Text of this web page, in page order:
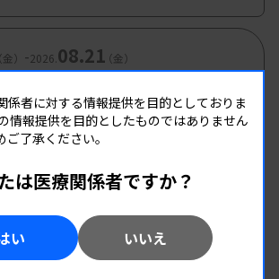
） -2026. 08.21（金）
査技師会
土） 08.22 （土）
検査班研修会
係者に対する情報提供を目的としておりま
情報提供を目的としたものではありません
了承ください。
は医療関係者ですか？
い いいえ